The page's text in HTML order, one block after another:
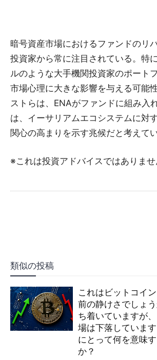
暗号資産市場におけるファンドのリ
投資家から常に注目されている。特
ルのような大手機関投資家のポート
市場心理に大きな影響を与える可能
ストらは、ENAがファンドに組み入
は、イーサリアムエコシステムに対
関心の高まりを示す兆候だと考えてい
※これは投資アドバイスではありませ
類似の投稿
これはビットコイ
前の静けさでしょ
ち着いていますが
場は下落していま
にとって何を意味
か？